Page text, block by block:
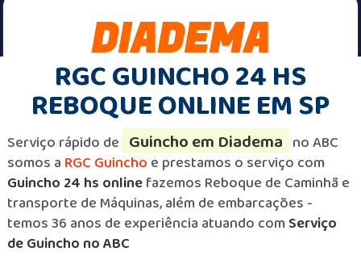
DIADEMA
RGC GUINCHO 24 HS
REBOQUE ONLINE EM SP
Serviço rápido de Guincho em Diadema no ABC
somos a RGC Guincho e prestamos o serviço com
Guincho 24 hs onlinefazemos Reboque de Caminhã e
transporte de Máquinas, além de embarcações -
temos 36 anos de experiência atuando comServiço
de Guincho no ABC